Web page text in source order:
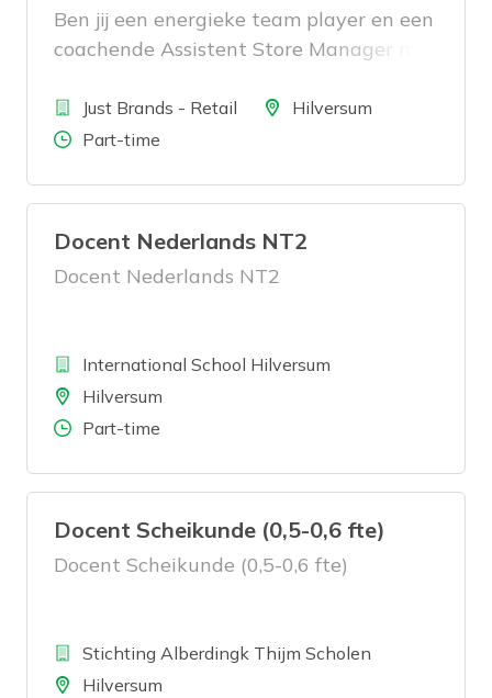
Ben jij een energieke team player en een
coachende Assistent Store Manager met
BedrijfJust Brands - Retail LocatieHilversum
Aantal uren
Part-time
Docent Nederlands NT2
Docent Nederlands NT2
BedrijfInternational School Hilversum
LocatieHilversum
Aantal uren
Part-time
Docent Scheikunde (0,5-0,6 fte)
Docent Scheikunde (0,5-0,6 fte)
BedrijfStichting Alberdingk Thijm Scholen
LocatieHilversum